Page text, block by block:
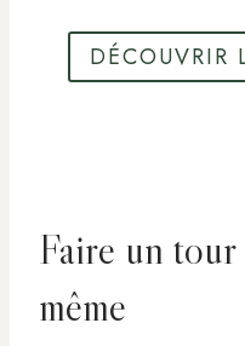
DÉCOUVRIR
Faire un
même